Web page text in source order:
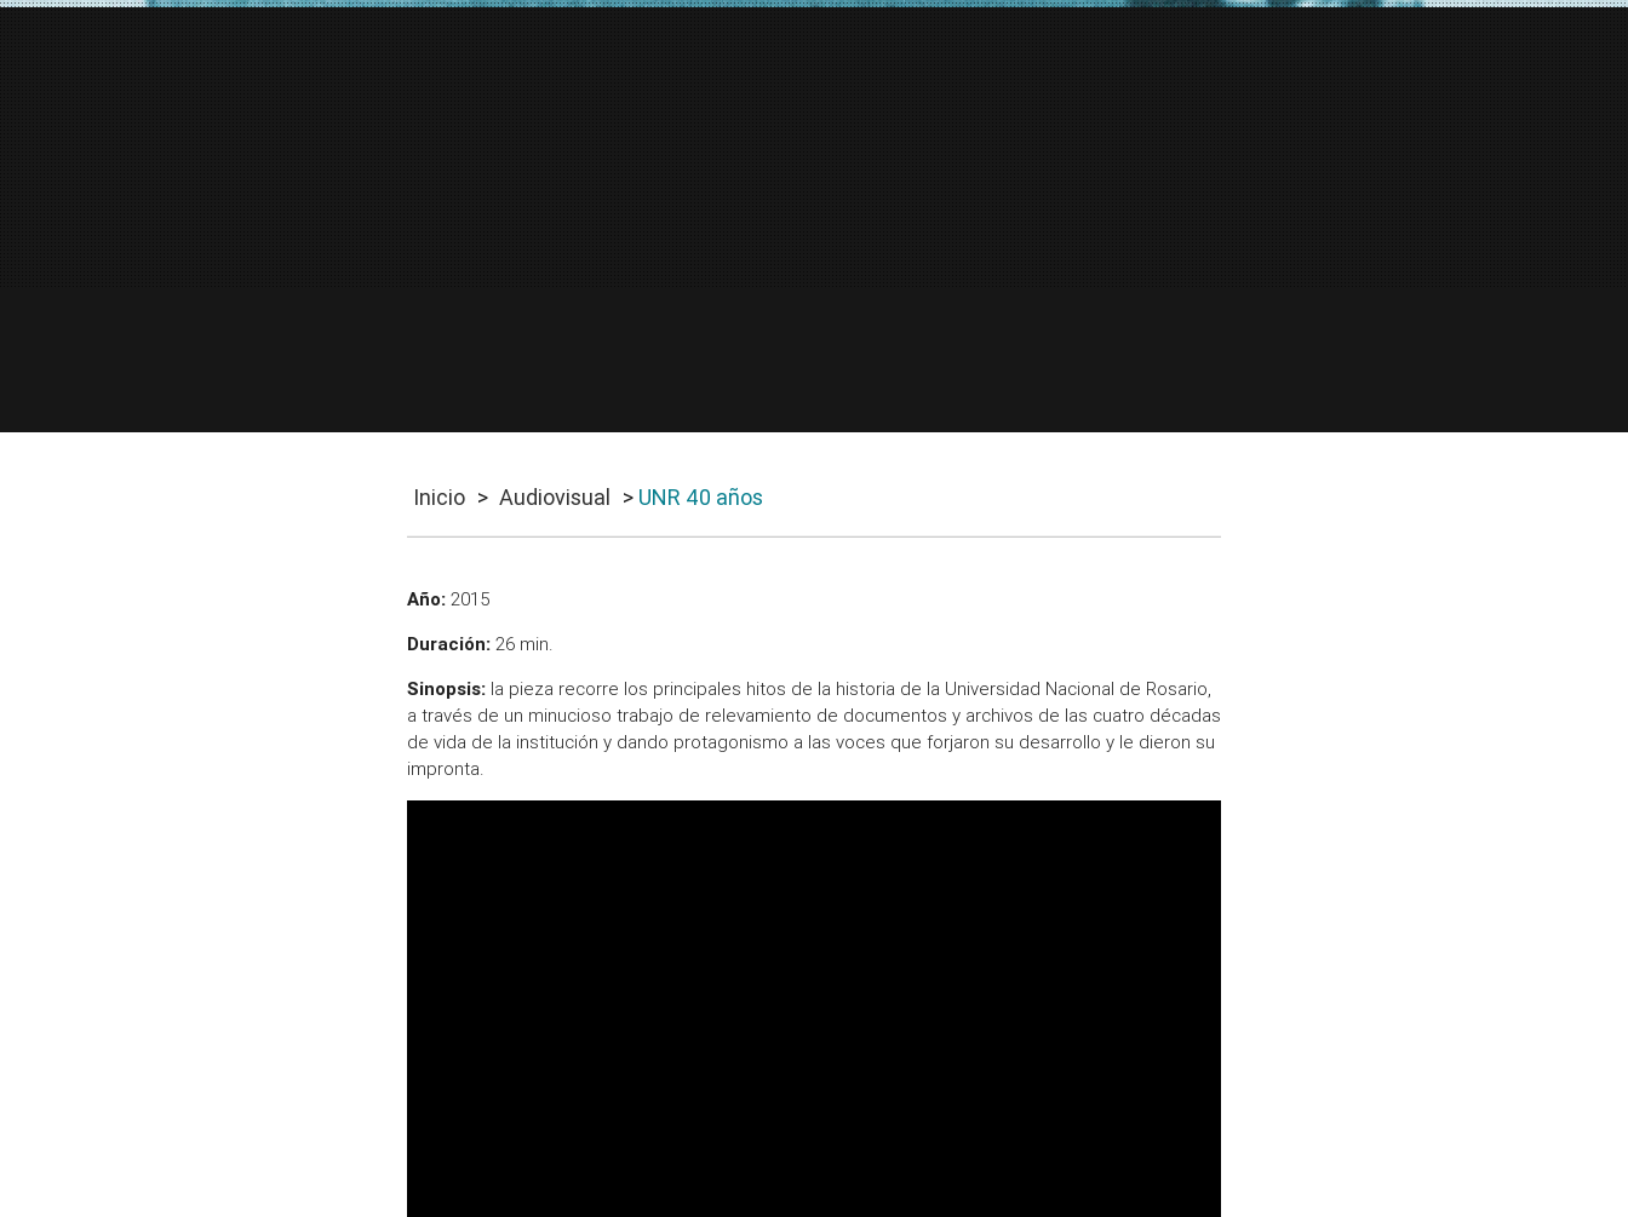
Inicio > Audiovisual > UNR 40 años
Año: 2015
Duración: 26 min.
Sinopsis: la pieza recorre los principales hitos de la historia de la Universidad Nacional de Rosario,
a través de un minucioso trabajo de relevamiento de documentos y archivos de las cuatro décadas
de vida de la institución y dando protagonismo a las voces que forjaron su desarrollo y le dieron su
impronta.